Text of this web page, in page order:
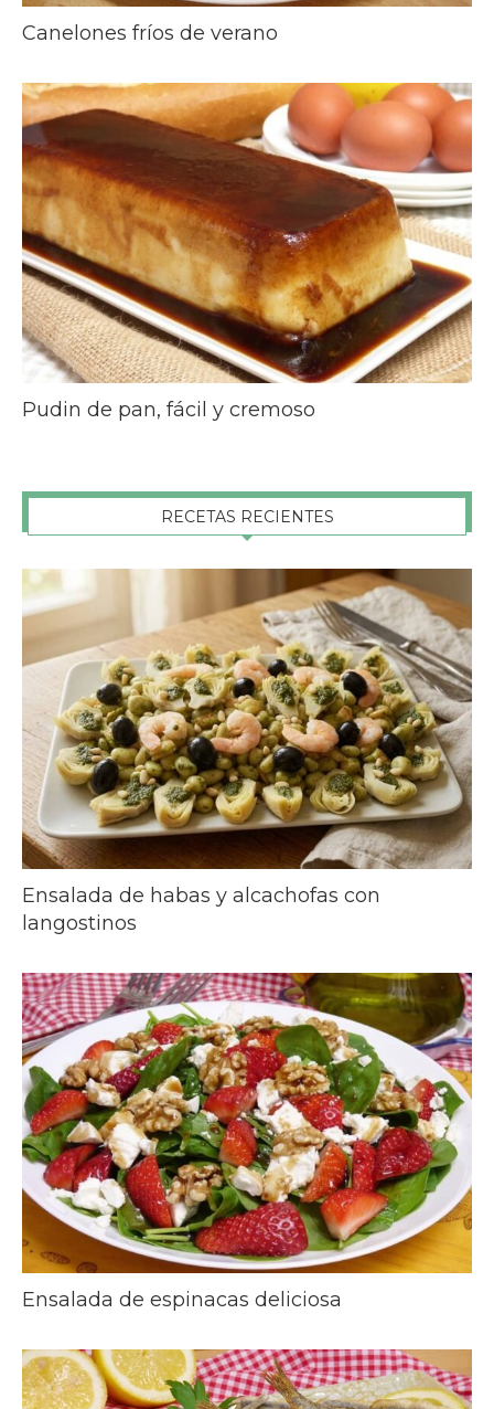
Canelones fríos de verano
Pudin de pan, fácil y cremoso
RECETAS RECIENTES
Ensalada de habas y alcachofas con
langostinos
Ensalada de espinacas deliciosa